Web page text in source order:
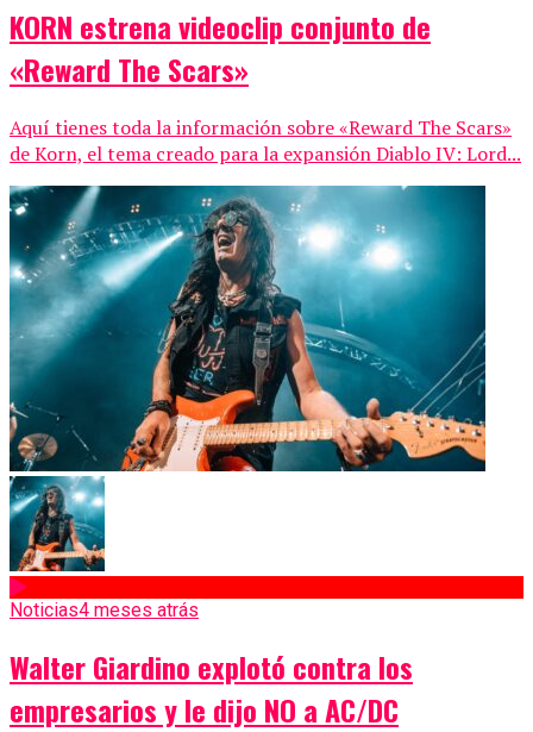
KORN estrena videoclip conjunto de
«Reward The Scars»
Aquí tienes toda la información sobre «Reward The Scars»
de Korn, el tema creado para la expansión Diablo IV: Lord...
Noticias4 meses atrás
Walter Giardino explotó contra los
empresarios y le dijo NO a AC/DC